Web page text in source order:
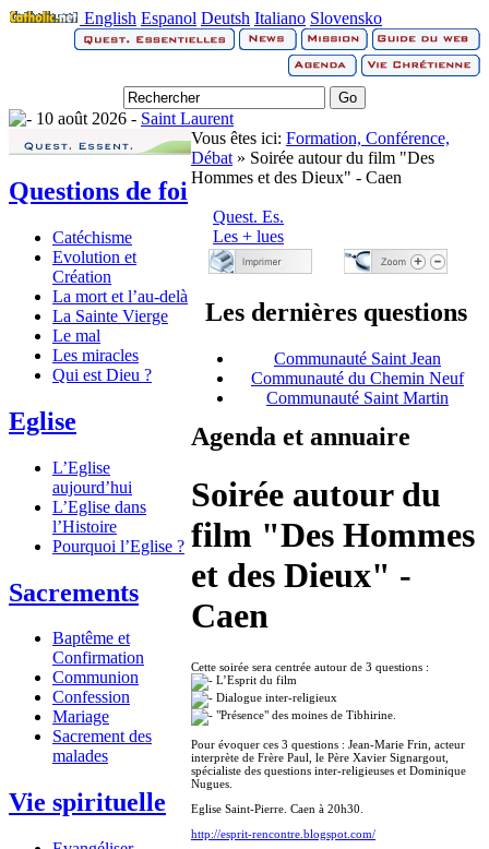
English Espanol Deutsh Italiano Slovensko
10 août 2026 - Saint Laurent
Questions de foi
Catéchisme
Evolution et
Création
La mort et l’au-delà
La Sainte Vierge
Le mal
Les miracles
Qui est Dieu ?
Eglise
L’Eglise
aujourd’hui
L’Eglise dans
l’Histoire
Pourquoi l’Eglise ?
Sacrements
Baptême et
Confirmation
Communion
Confession
Mariage
Sacrement des
malades
Vie spirituelle
Vous êtes ici: Formation, Conférence,
Débat » Soirée autour du film "Des
Hommes et des Dieux" - Caen
Quest. Es.
Les + lues
Les dernières questions
Communauté Saint Jean
Communauté du Chemin Neuf
Communauté Saint Martin
Agenda et annuaire
Soirée autour du
film "Des Hommes
et des Dieux" -
Caen
Cette soirée sera centrée autour de 3 questions :
L’Esprit du film
Dialogue inter-religieux
"Présence" des moines de Tibhirine.
Pour évoquer ces 3 questions : Jean-Marie Frin, acteur
interprète de Frère Paul, le Père Xavier Signargout,
spécialiste des questions inter-religieuses et Dominique
Nugues.
Eglise Saint-Pierre. Caen à 20h30.
http://esprit-rencontre.blogspot.com/